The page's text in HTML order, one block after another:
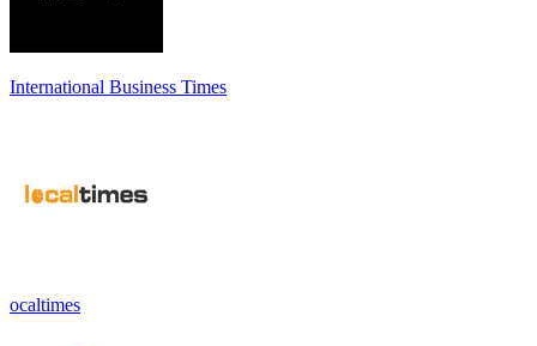
International Business Times
ocaltimes